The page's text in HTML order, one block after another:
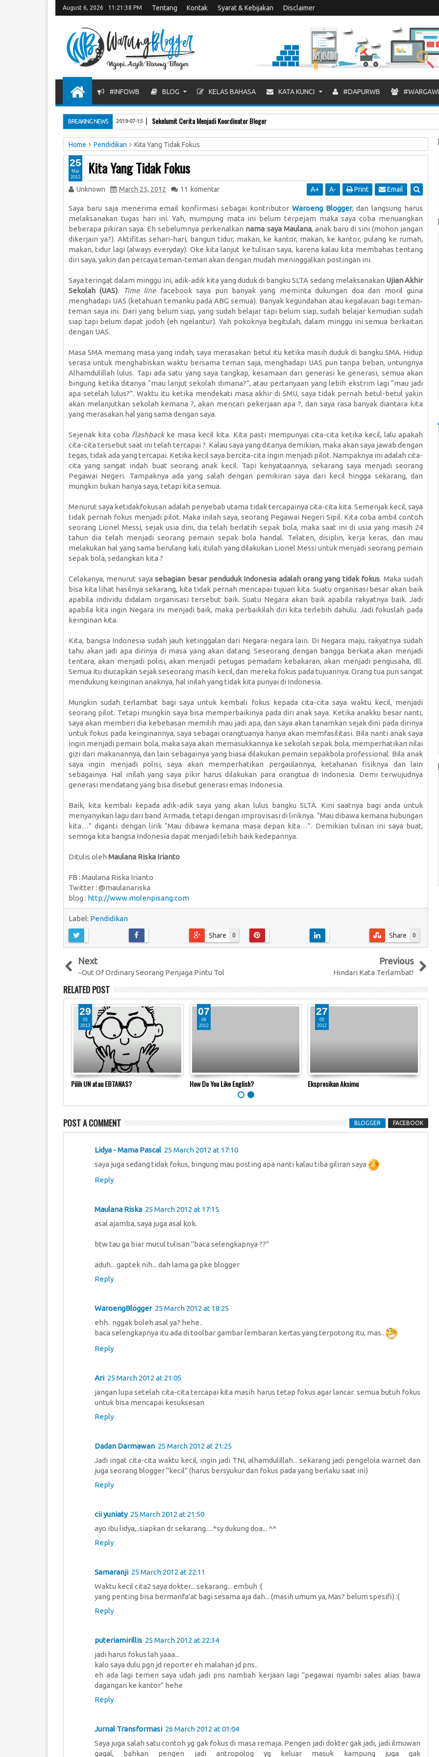
August 6, 2026 11:21:39 PM Tentang Kontak Syarat & Kebijakan Disclaimer
#INFOWB BLOG KELAS BAHASA KATA KUNCI #DAPURWB
BREAKING NEWS Sekelumit Cerita Menjadi Koordinator Bloger
2019-07-15
Home Pendidikan Kita Yang Tidak Fokus
Kita Yang Tidak Fokus
Unknown March 25, 2012 11 komentar A+ A- Print Email
Saya baru saja menerima email konfirmasi sebagai kontributor Waroeng Blogger, dan langsung harus
melaksanakan tugas hari ini. Yah, mumpung mata ini belum terpejam maka saya coba menuangkan
beberapa pikiran saya. Eh sebelumnya perkenalkan nama saya Maulana, anak baru di sini (mohon jangan
dikerjain ya?). Aktifitas sehari-hari, bangun tidur, makan, ke kantor, makan, ke kantor, pulang ke rumah,
makan, tidur lagi (always everyday). Oke kita lanjut ke tulisan saya, karena kalau kita membahas tentang
diri saya, yakin dan percaya teman-teman akan dengan mudah meninggalkan postingan ini.
Saya teringat dalam minggu ini, adik-adik kita yang duduk di bangku SLTA sedang melaksanakan Ujian Akhir
Sekolah (UAS). Time linefacebook saya pun banyak yang meminta dukungan doa dan moril guna
menghadapi UAS (ketahuan temanku pada ABG semua). Banyak kegundahan atau kegalauan bagi teman-
teman saya ini. Dari yang belum siap, yang sudah belajar tapi belum siap, sudah belajar kemudian sudah
siap tapi belum dapat jodoh (eh ngelantur). Yah pokoknya begitulah, dalam minggu ini semua berkaitan
dengan UAS.
Masa SMA memang masa yang indah, saya merasakan betul itu ketika masih duduk di bangku SMA. Hidup
serasa untuk menghabiskan waktu bersama teman saja, menghadapi UAS pun tanpa beban, untungnya
Alhamdulillah lulus. Tapi ada satu yang saya tangkap, kesamaan dari generasi ke generasi, semua akan
bingung ketika ditanya “mau lanjut sekolah dimana?”, atau pertanyaan yang lebih ekstrim lagi “mau jadi
apa setelah lulus?”. Waktu itu ketika mendekati masa akhir di SMU, saya tidak pernah betul-betul yakin
akan melanjutkan sekolah kemana ?, akan mencari pekerjaan apa ?, dan saya rasa banyak diantara kita
yang merasakan hal yang sama dengan saya.
Sejenak kita coba flashback ke masa kecil kita. Kita pasti mempunyai cita-cita ketika kecil, lalu apakah
cita-cita tersebut saat ini telah tercapai ?. Kalau saya yang ditanya demikian, maka akan saya jawab dengan
tegas, tidak ada yang tercapai. Ketika kecil saya bercita-cita ingin menjadi pilot. Nampaknya ini adalah cita-
cita yang sangat indah buat seorang anak kecil. Tapi kenyataannya, sekarang saya menjadi seorang
Pegawai Negeri. Tampaknya ada yang salah dengan pemikiran saya dari kecil hingga sekarang, dan
mungkin bukan hanya saya, tetapi kita semua.
Menurut saya ketidakfokusan adalah penyebab utama tidak tercapainya cita-cita kita. Semenjak kecil, saya
tidak pernah fokus menjadi pilot. Maka inilah saya, seorang Pegawai Negeri Sipil. Kita coba ambil contoh
seorang Lionel Messi, sejak usia dini, dia telah berlatih sepak bola, maka saat ini di usia yang masih 24
tahun dia telah menjadi seorang pemain sepak bola handal. Telaten, disiplin, kerja keras, dan mau
melakukan hal yang sama berulang kali, itulah yang dilakukan Lionel Messi untuk menjadi seorang pemain
sepak bola, sedangkan kita ?
Celakanya, menurut sayasebagian besar penduduk Indonesia adalah orang yang tidak fokus. Maka sudah
bisa kita lihat hasilnya sekarang, kita tidak pernah mencapai tujuan kita. Suatu organisasi besar akan baik
apabila individu didalam organisasi tersebut baik. Suatu Negara akan baik apabila rakyatnya baik. Jadi
apabila kita ingin Negara ini menjadi baik, maka perbaikilah diri kita terlebih dahulu. Jadi fokuslah pada
keinginan kita.
Kita, bangsa Indonesia sudah jauh ketinggalan dari Negara-negara lain. Di Negara maju, rakyatnya sudah
tahu akan jadi apa dirinya di masa yang akan datang. Seseorang dengan bangga berkata akan menjadi
tentara, akan menjadi polisi, akan menjadi petugas pemadam kebakaran, akan menjadi pengusaha, dll.
Semua itu diucapkan sejak seseorang masih kecil, dan mereka fokus pada tujuannya. Orang tua pun sangat
mendukung keinginan anaknya, hal inilah yang tidak kita punyai di Indonesia.
Mungkin sudah terlambat bagi saya untuk kembali fokus kepada cita-cita saya waktu kecil, menjadi
seorang pilot. Tetapi mungkin saya bisa memperbaikinya pada diri anak saya. Ketika anakku besar nanti,
saya akan memberi dia kebebasan memilih mau jadi apa, dan saya akan tanamkan sejak dini pada dirinya
untuk fokus pada keinginannya, saya sebagai orangtuanya hanya akan memfasilitasi. Bila nanti anak saya
ingin menjadi pemain bola, maka saya akan memasukkannya ke sekolah sepak bola, memperhatikan nilai
gizi dari makanannya, dan lain sebagainya yang biasa dilakukan pemain sepakbola professional. Bila anak
saya ingin menjadi polisi, saya akan memperhatikan pergaulannya, ketahanan fisiknya dan lain
sebagainya. Hal inilah yang saya pikir harus dilakukan para orangtua di Indonesia. Demi terwujudnya
generasi mendatang yang bisa disebut generasi emas Indonesia.
Baik, kita kembali kepada adik-adik saya yang akan lulus bangku SLTA. Kini saatnya bagi anda untuk
menyanyikan lagu dari band Armada, tetapi dengan improvisasi di liriknya. “Mau dibawa kemana hubungan
kita…” diganti dengan lirik “Mau dibawa kemana masa depan kita…”. Demikian tulisan ini saya buat,
semoga kita bangsa Indonesia dapat menjadi lebih baik kedepannya.
Ditulis oleh Maulana Riska Irianto
FB : Maulana Riska Irianto
Twitter : @maulanariska
blog : http://www.molenpisang.com
Label: Pendidikan
0
Share 0
Share
25
Mar
2012
Next
~Out Of Ordinary Seorang Penjaga Pintu Tol
Previous
Hindari Kata Terlambat!
RELATED POST
29
05
2013
Pilih UN atau EBTANAS?
07
06
2012
How Do You Like English?
27
05
2012
Ekspresikan Aksimu
POST A COMMENT BLOGGER FACEBOOK
Lidya - Mama Pascal 25 March 2012 at 17:10
saya juga sedang tidak fokus, bingung mau posting apa nanti kalau tiba giliran saya
Reply
Maulana Riska 25 March 2012 at 17:15
asal ajamba, saya juga asal kok.
btw tau ga biar mucul tulisan "baca selengkapnya ??"
aduh... gaptek nih... dah lama ga pke blogger
Reply
WaroengBlogger 25 March 2012 at 18:25
ehh.. nggak boleh asal ya? hehe..
baca selengkapnya itu ada di toolbar gambar lembaran kertas yang terpotong itu, mas..
Reply
Ari 25 March 2012 at 21:05
jangan lupa setelah cita-cita tercapai kita masih harus tetap fokus agar lancar. semua butuh fokus
untuk bisa mencapai kesuksesan
Reply
Dadan Darmawan 25 March 2012 at 21:25
Jadi ingat cita-cita waktu kecil, ingin jadi TNI, alhamdulillah... sekarang jadi pengelola warnet dan
juga seorang blogger "kecil" (harus bersyukur dan fokus pada yang berlaku saat ini)
Reply
cii yuniaty 25 March 2012 at 21:50
ayo ibu lidya,..siapkan dr sekarang.....*sy dukung doa... ^^
Reply
Samaranji 25 March 2012 at 22:11
Waktu kecil cita2 saya dokter... sekarang... embuh :(
yang penting bisa bermanfa'at bagi sesama aja dah... (masih umum ya, Mas? belum spesifi) :(
Reply
puteriamirillis 25 March 2012 at 22:34
jadi harus fokus lah yaaa...
kalo saya dulu pgn jd reporter eh malahan jd pns..
eh ada lagi temen saya udah jadi pns nambah kerjaan lagi "pegawai nyambi sales alias bawa
dagangan ke kantor" hehe
Reply
Jurnal Transformasi 26 March 2012 at 01:04
Saya juga salah satu contoh yg gak fokus di masa remaja. Pengen jadi dokter gak jadi, jadi ilmuwan
gagal, bahkan pengen jadi antropolog yg keluar masuk kampung juga gak